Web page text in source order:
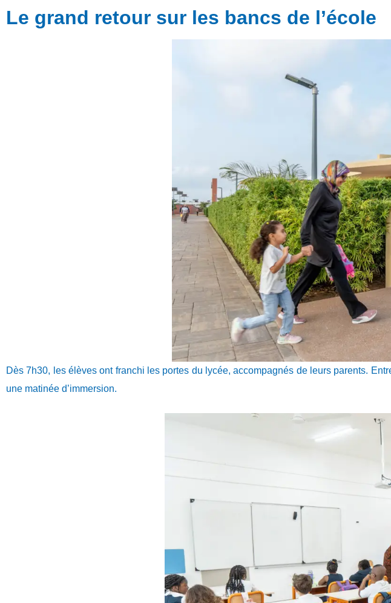
Le grand retour sur les bancs de l’école
Dès 7h30, les élèves ont franchi les portes du lycée, accompagnés de leurs parents.
une matinée d’immersion.